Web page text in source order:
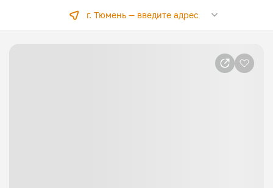
г. Тюмень — введите адрес